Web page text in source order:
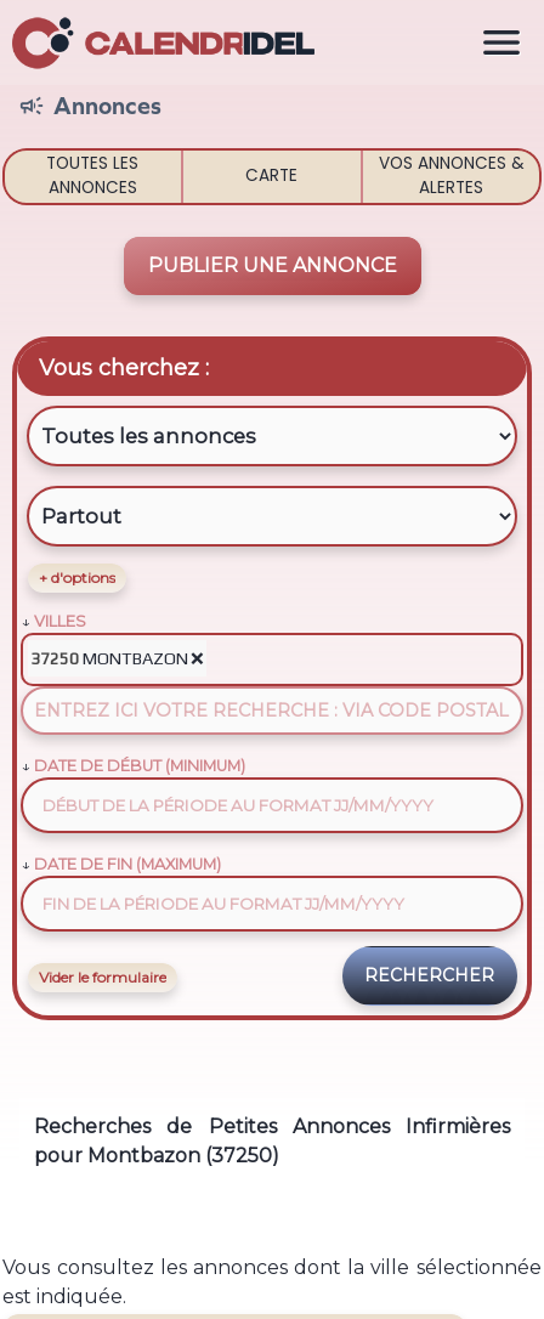
 Annonces
TOUTES LES
ANNONCES
CARTE
VOS ANNONCES &
ALERTES
PUBLIER UNE ANNONCE
Vous cherchez :
+ d'options
VILLES
37250 MONTBAZON❌
DATE DE DÉBUT (MINIMUM)
DATE DE FIN (MAXIMUM)
Vider le formulaire
Recherches de Petites Annonces Infirmières
pour Montbazon (37250)
Vous consultez les annonces dont la ville sélectionnée
est indiquée.
